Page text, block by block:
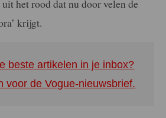
het rood dat nu door velen de
krijgt.
beste artikelen in je inbox?
voor de Vogue-nieuwsbrief.